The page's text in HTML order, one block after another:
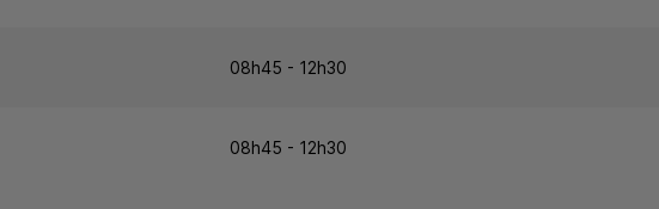
08h45 - 12h30
08h45 - 12h30